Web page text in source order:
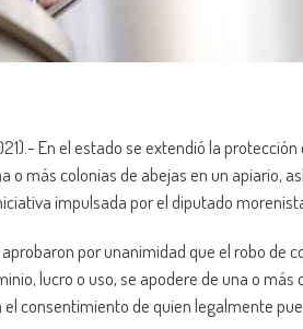
En el estado se extendió la
o más colonias de abejas en un apiario,
impulsada por el diputado
por unanimidad que el robo de
lucro o uso, se apodere de una o
consentimiento de quien legalmente